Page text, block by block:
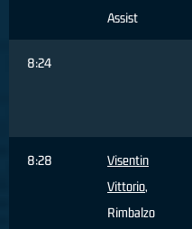
Assist
8:24
8:28
Visentin
Vittorio,
Rimbalzo